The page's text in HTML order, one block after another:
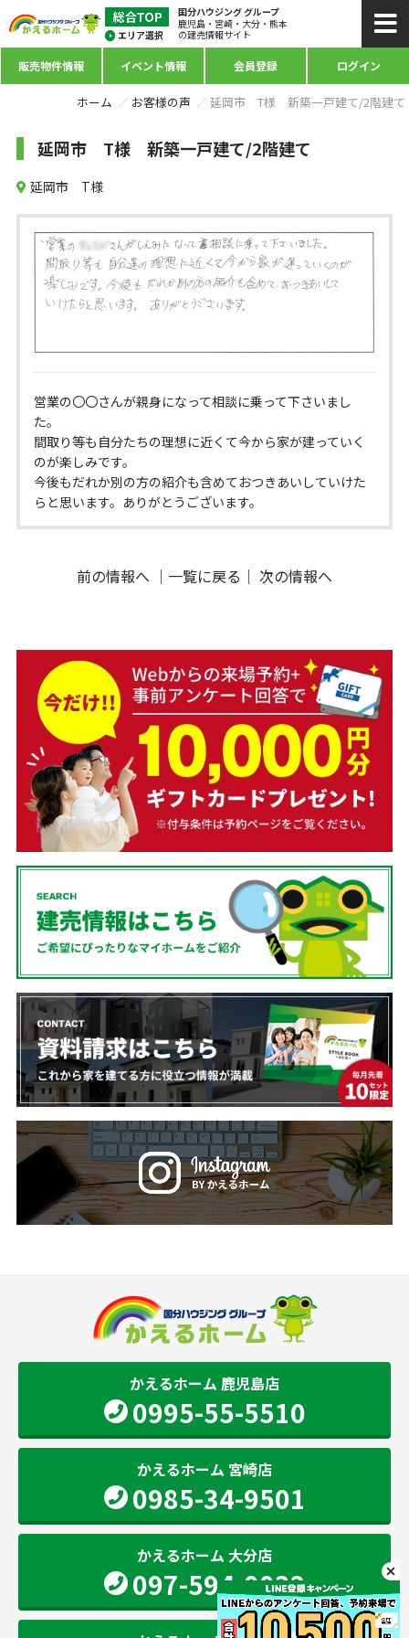
国分ハウジング グループ
鹿児島・宮崎・大分・熊本
の建売情報サイト
販売物件情報 イベント情報 会員登録 ログイン
ホーム お客様の声 延岡市 T様 新築一戸建て/2階建て
延岡市 T様 新築一戸建て/2階建て
延岡市 T様
営業の〇〇さんが親身になって相談に乗って下さいまし
た。
間取り等も自分たちの理想に近くて今から家が建っていく
のが楽しみです。
今後もだれか別の方の紹介も含めておつきあいしていけた
らと思います。ありがとうございます。
前の情報へ ｜ 一覧に戻る ｜ 次の情報へ
かえるホーム 鹿児島店
0995-55-5510
かえるホーム 宮崎店
0985-34-9501
かえるホーム 大分店
097-594-0032